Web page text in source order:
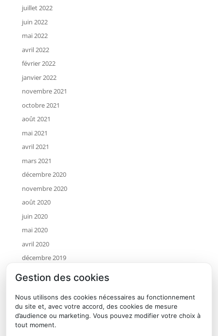
juillet 2022
juin 2022
mai 2022
avril 2022
février 2022
janvier 2022
novembre 2021
octobre 2021
août 2021
mai 2021
avril 2021
mars 2021
décembre 2020
novembre 2020
août 2020
juin 2020
mai 2020
avril 2020
décembre 2019
novembre 2019
juillet 2019
mai 2019
avril 2019
Gestion des cookies
Nous utilisons des cookies nécessaires au fonctionnement
du site et, avec votre accord, des cookies de mesure
d’audience ou marketing. Vous pouvez modifier votre choix à
tout moment.